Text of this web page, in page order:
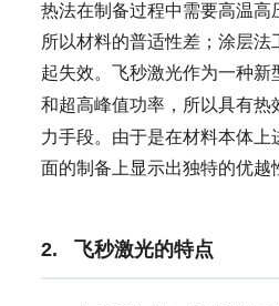
热法在制备过程中需要高温高
所以材料的普适性差；涂层
起失效。飞秒激光作为一种
和超高峰值功率，所以具有
力手段。由于是在材料本体
面的制备上显示出独特的优越
2. 飞秒激光的特点